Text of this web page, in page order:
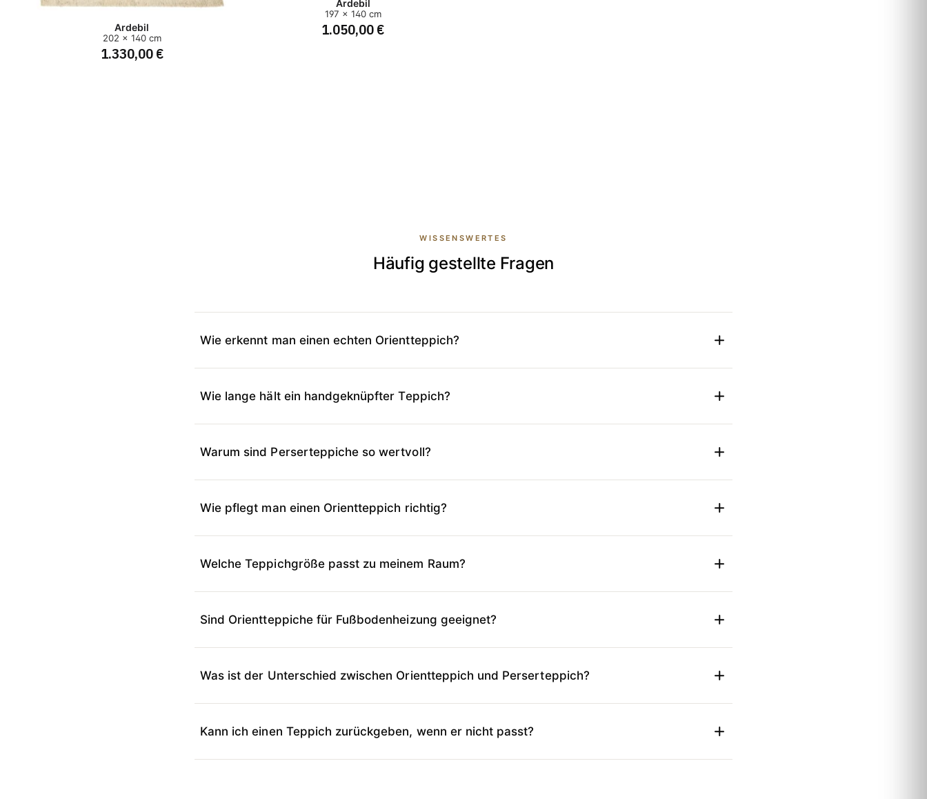
Ardebil
202 x 140 cm
1.330,00 €
Ardebil
197 x 140 cm
1.050,00 €
WISSENSWERTES
Häufig gestellte Fragen
Wie erkennt man einen echten Orientteppich?
Wie lange hält ein handgeknüpfter Teppich?
Warum sind Perserteppiche so wertvoll?
Wie pflegt man einen Orientteppich richtig?
Welche Teppichgröße passt zu meinem Raum?
Sind Orientteppiche für Fußbodenheizung geeignet?
Was ist der Unterschied zwischen Orientteppich und Perserteppich?
Kann ich einen Teppich zurückgeben, wenn er nicht passt?